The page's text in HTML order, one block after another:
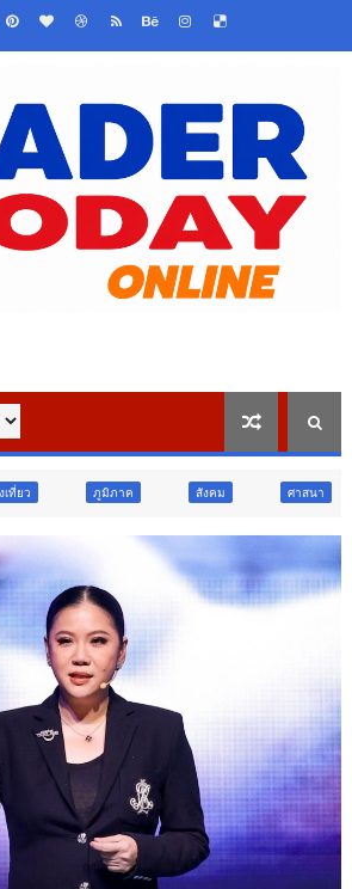
การศึกษา